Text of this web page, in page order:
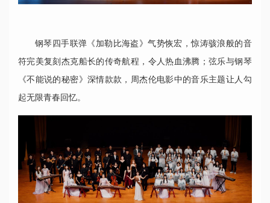
钢琴四手联弹《加勒比海盗》气势恢宏，惊涛骇浪般的音
符完美复刻杰克船长的传奇航程，令人热血沸腾；弦乐与钢琴
《不能说的秘密》深情款款，周杰伦电影中的音乐主题让人勾
起无限青春回忆。